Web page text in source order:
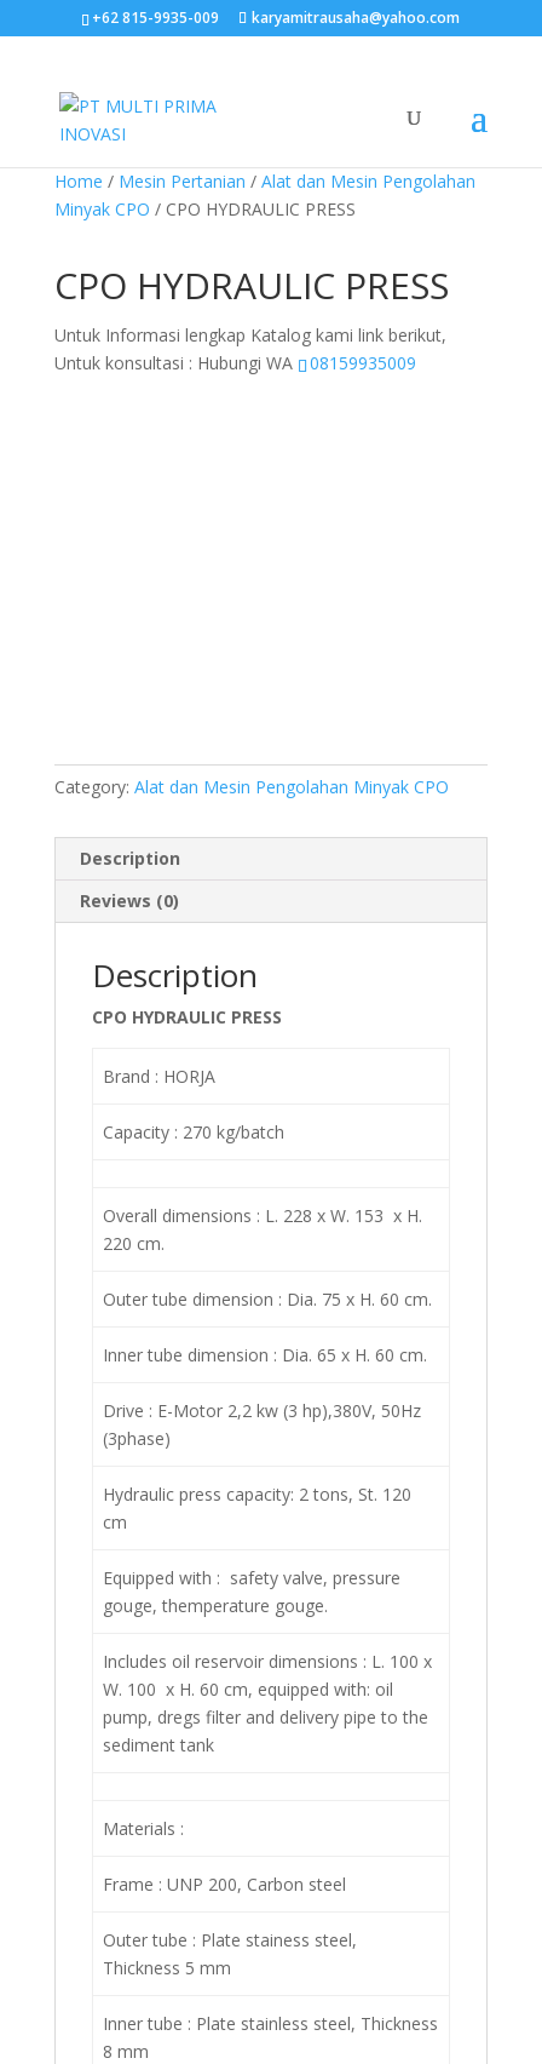
+62 815-9935-009 karyamitrausaha@yahoo.com
Home / Mesin Pertanian / Alat dan Mesin Pengolahan
Minyak CPO / CPO HYDRAULIC PRESS
CPO HYDRAULIC PRESS
Untuk Informasi lengkap Katalog kami link berikut,
Untuk konsultasi : Hubungi WA
08159935009
Category: Alat dan Mesin Pengolahan Minyak CPO
Description
Reviews (0)
Description
CPO HYDRAULIC PRESS
Brand : HORJA
Capacity : 270 kg/batch
Overall dimensions : L. 228 x W. 153 x H.
220 cm.
Outer tube dimension : Dia. 75 x H. 60 cm.
Inner tube dimension : Dia. 65 x H. 60 cm.
Drive : E-Motor 2,2 kw (3 hp),380V, 50Hz
(3phase)
Hydraulic press capacity: 2 tons, St. 120
cm
Equipped with : safety valve, pressure
gouge, themperature gouge.
Includes oil reservoir dimensions : L. 100 x
W. 100 x H. 60 cm, equipped with: oil
pump, dregs filter and delivery pipe to the
sediment tank
Materials :
Frame : UNP 200, Carbon steel
Outer tube : Plate stainess steel,
Thickness 5 mm
Inner tube : Plate stainless steel, Thickness
8 mm